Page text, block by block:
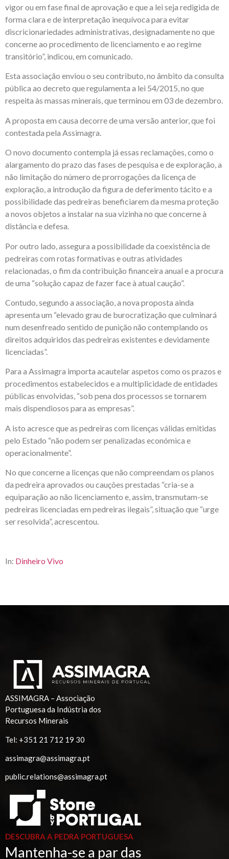
vigor ou em fase final de aprovação e que a lei seja redigida de
forma clara e de interpretação inequívoca para evitar
discricionariedades administrativas, designadamente no que
concerne ao procedimento de licenciamento e ao regime
transitório”, indicou, em comunicado.
Esta associação enviou o seu contributo, no âmbito da consulta
pública ao decreto que regulamenta a lei 54/2015, no que
respeita às massas minerais, que terminou em 03 de dezembro.
A proposta em causa decorre de uma versão anterior, que foi
contestada pela Assimagra.
O novo documento contempla já essas reclamações, como o
alargamento do prazo das fases de pesquisa e de exploração, a
não limitação do número de prorrogações da licença de
exploração, a introdução da figura de deferimento tácito e a
possibilidade das pedreiras beneficiarem da mesma proteção
a novos objetos a instalar na sua vizinha no que concerne à
distância e defesa.
Por outro lado, assegura a possibilidade da coexistência de
pedreiras com rotas formativas e outras atividades
relacionadas, o fim da contribuição financeira anual e a procura
de uma “solução capaz de fazer face à atual caução”.
Contudo, segundo a associação, a nova proposta ainda
apresenta um “elevado grau de burocratização que culminará
num desenfreado sentido de punição não contemplando os
direitos adquiridos das pedreiras existentes e devidamente
licenciadas”.
Para a Assimagra importa acautelar aspetos como os prazos e
procedimentos estabelecidos e a multiplicidade de entidades
públicas envolvidas, “sob pena dos processos se tornarem
mais dispendiosos para as empresas”.
A isto acresce que as pedreiras com licenças válidas emitidas
pelo Estado “não podem ser penalizadas económica e
operacionalmente”.
No que concerne a licenças que não compreendam os planos
da pedreira aprovados ou cauções prestadas “cria-se a
equiparação ao não licenciamento e, assim, transmutam-se
pedreiras licenciadas em pedreiras ilegais”, situação que “urge
ser resolvida”, acrescentou.
In: Dinheiro Vivo
ASSIMAGRA – Associação
Portuguesa da Indústria dos
Recursos Minerais
Tel: +351 21 712 19 30
assimagra@assimagra.pt
public.relations@assimagra.pt
DESCUBRA A PEDRA PORTUGUESA
Mantenha-se a par das